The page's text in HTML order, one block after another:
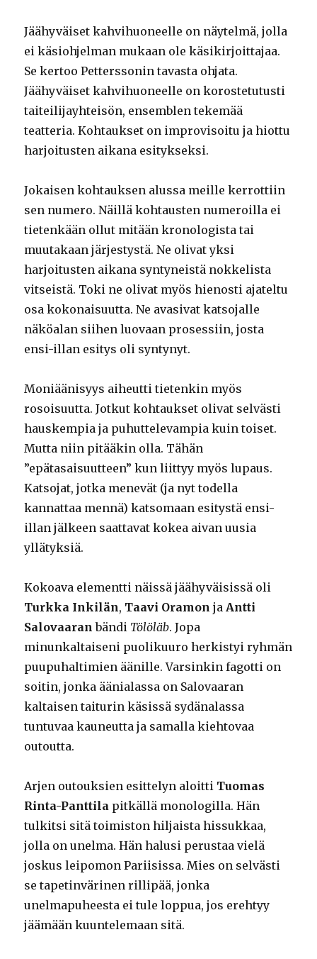
Jäähyväiset kahvihuoneelle on näytelmä, jolla
ei käsiohjelman mukaan ole käsikirjoittajaa.
Se kertoo Petterssonin tavasta ohjata.
Jäähyväiset kahvihuoneelle on korostetutusti
taiteilijayhteisön, ensemblen tekemää
teatteria. Kohtaukset on improvisoitu ja hiottu
harjoitusten aikana esitykseksi.
Jokaisen kohtauksen alussa meille kerrottiin
sen numero. Näillä kohtausten numeroilla ei
tietenkään ollut mitään kronologista tai
muutakaan järjestystä. Ne olivat yksi
harjoitusten aikana syntyneistä nokkelista
vitseistä. Toki ne olivat myös hienosti ajateltu
osa kokonaisuutta. Ne avasivat katsojalle
näköalan siihen luovaan prosessiin, josta
ensi-illan esitys oli syntynyt.
Moniäänisyys aiheutti tietenkin myös
rosoisuutta. Jotkut kohtaukset olivat selvästi
hauskempia ja puhuttelevampia kuin toiset.
Mutta niin pitääkin olla. Tähän
”epätasaisuutteen” kun liittyy myös lupaus.
Katsojat, jotka menevät (ja nyt todella
kannattaa mennä) katsomaan esitystä ensi-
illan jälkeen saattavat kokea aivan uusia
yllätyksiä.
Kokoava elementti näissä jäähyväisissä oli
Turkka Inkilän, Taavi Oramon jaAntti
Salovaaran bändi Tölöläb. Jopa
minunkaltaiseni puolikuuro herkistyi ryhmän
puupuhaltimien äänille. Varsinkin fagotti on
soitin, jonka äänialassa on Salovaaran
kaltaisen taiturin käsissä sydänalassa
tuntuvaa kauneutta ja samalla kiehtovaa
outoutta.
Arjen outouksien esittelyn aloitti Tuomas
Rinta-Panttila pitkällä monologilla. Hän
tulkitsi sitä toimiston hiljaista hissukkaa,
jolla on unelma. Hän halusi perustaa vielä
joskus leipomon Pariisissa. Mies on selvästi
se tapetinvärinen rillipää, jonka
unelmapuheesta ei tule loppua, jos erehtyy
jäämään kuuntelemaan sitä.